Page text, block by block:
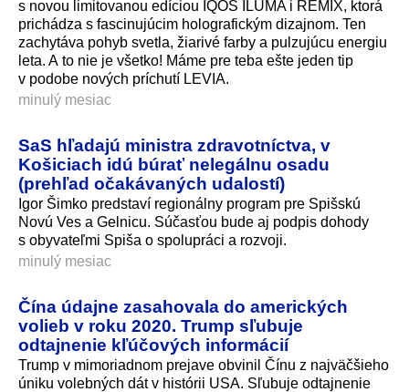
s novou limitovanou edíciou IQOS ILUMA i REMIX, ktorá
prichádza s fascinujúcim holografickým dizajnom. Ten
zachytáva pohyb svetla, žiarivé farby a pulzujúcu energiu
leta. A to nie je všetko! Máme pre teba ešte jeden tip
v podobe nových príchutí LEVIA.
minulý mesiac
SaS hľadajú ministra zdravotníctva, v
Košiciach idú búrať nelegálnu osadu
(prehľad očakávaných udalostí)
Igor Šimko predstaví regionálny program pre Spišskú
Novú Ves a Gelnicu. Súčasťou bude aj podpis dohody
s obyvateľmi Spiša o spolupráci a rozvoji.
minulý mesiac
Čína údajne zasahovala do amerických
volieb v roku 2020. Trump sľubuje
odtajnenie kľúčových informácií
Trump v mimoriadnom prejave obvinil Čínu z najväčšieho
úniku volebných dát v histórii USA. Sľubuje odtajnenie